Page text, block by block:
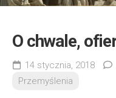
O chwale,
14 stycznia, 2018
Przemyślenia